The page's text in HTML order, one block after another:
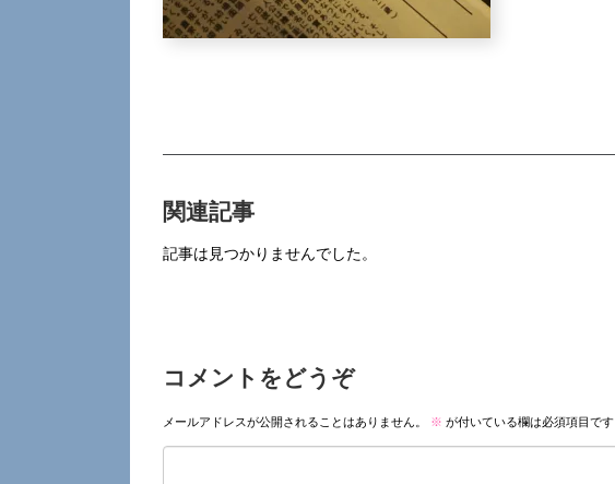
関連記事
記事は見つかりませんでした。
コメントをどうぞ
メールアドレスが公開されることはありません。 ※ が付いている欄は必須項目です